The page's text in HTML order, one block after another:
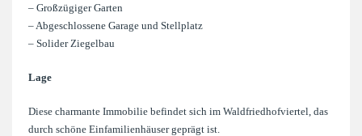
– Großzügiger Garten
– Abgeschlossene Garage und Stellplatz
– Solider Ziegelbau
Lage
Diese charmante Immobilie befindet sich im Waldfriedhofviertel, das
durch schöne Einfamilienhäuser geprägt ist.